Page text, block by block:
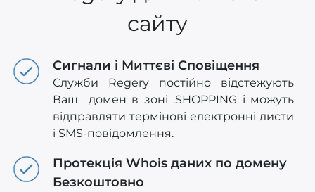
сайту
Сигнали і Миттєві Сповіщення
Служби Regery постійно відстежують
Ваш домен в зоні .SHOPPING і можуть
відправляти термінові електронні листи
і SMS-повідомлення.
Протекція Whois даних по домену
Безкоштовно